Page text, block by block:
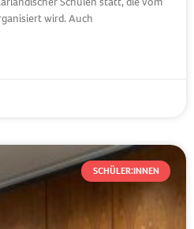
wird. Auch
SCHÜLER:INNEN